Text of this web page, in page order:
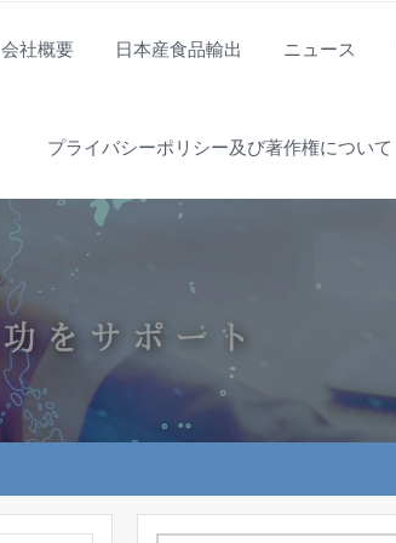
会社概要 日本産食品輸出 ニュース
プライバシーポリシー及び著作権について